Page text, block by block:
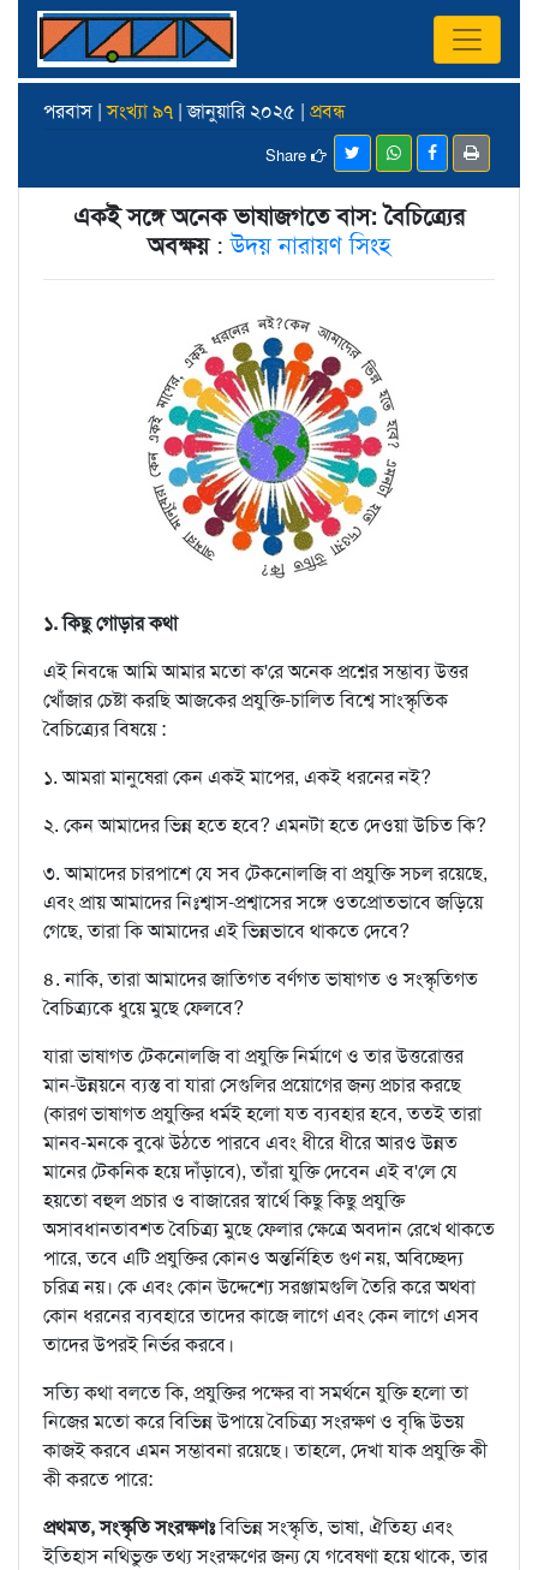
পরবাস |সংখ্যা ৯৭ | জানুয়ারি ২০২৫ | প্রবন্ধ
Share
একই সঙ্গে অনেক ভাষাজগতে বাস: বৈচিত্র্যের
অবক্ষয়:উদয় নারায়ণ সিংহ
১. কিছু গোড়ার কথা
এই নিবন্ধে আমি আমার মতো ক'রে অনেক প্রশ্নের সম্ভাব্য উত্তর
খোঁজার চেষ্টা করছি আজকের প্রযুক্তি-চালিত বিশ্বে সাংস্কৃতিক
বৈচিত্র্যের বিষয়ে :
১. আমরা মানুষেরা কেন একই মাপের, একই ধরনের নই?
২. কেন আমাদের ভিন্ন হতে হবে? এমনটা হতে দেওয়া উচিত কি?
৩. আমাদের চারপাশে যে সব টেকনোলজি বা প্রযুক্তি সচল রয়েছে,
এবং প্রায় আমাদের নিঃশ্বাস-প্রশ্বাসের সঙ্গে ওতপ্রোতভাবে জড়িয়ে
গেছে, তারা কি আমাদের এই ভিন্নভাবে থাকতে দেবে?
৪. নাকি, তারা আমাদের জাতিগত বর্ণগত ভাষাগত ও সংস্কৃতিগত
বৈচিত্র্যকে ধুয়ে মুছে ফেলবে?
যারা ভাষাগত টেকনোলজি বা প্রযুক্তি নির্মাণে ও তার উত্তরোত্তর
মান-উন্নয়নে ব্যস্ত বা যারা সেগুলির প্রয়োগের জন্য প্রচার করছে
(কারণ ভাষাগত প্রযুক্তির ধর্মই হলো যত ব্যবহার হবে, ততই তারা
মানব-মনকে বুঝে উঠতে পারবে এবং ধীরে ধীরে আরও উন্নত
মানের টেকনিক হয়ে দাঁড়াবে), তাঁরা যুক্তি দেবেন এই ব'লে যে
হয়তো বহুল প্রচার ও বাজারের স্বার্থে কিছু কিছু প্রযুক্তি
অসাবধানতাবশত বৈচিত্র্য মুছে ফেলার ক্ষেত্রে অবদান রেখে থাকতে
পারে, তবে এটি প্রযুক্তির কোনও অন্তর্নিহিত গুণ নয়, অবিচ্ছেদ্য
চরিত্র নয়। কে এবং কোন উদ্দেশ্যে সরঞ্জামগুলি তৈরি করে অথবা
কোন ধরনের ব্যবহারে তাদের কাজে লাগে এবং কেন লাগে এসব
তাদের উপরই নির্ভর করবে।
সত্যি কথা বলতে কি, প্রযুক্তির পক্ষের বা সমর্থনে যুক্তি হলো তা
নিজের মতো করে বিভিন্ন উপায়ে বৈচিত্র্য সংরক্ষণ ও বৃদ্ধি উভয়
কাজই করবে এমন সম্ভাবনা রয়েছে। তাহলে, দেখা যাক প্রযুক্তি কী
কী করতে পারে:
প্রথমত, সংস্কৃতি সংরক্ষণঃবিভিন্ন সংস্কৃতি, ভাষা, ঐতিহ্য এবং
ইতিহাস নথিভুক্ত তথ্য সংরক্ষণের জন্য যে গবেষণা হয়ে থাকে, তার